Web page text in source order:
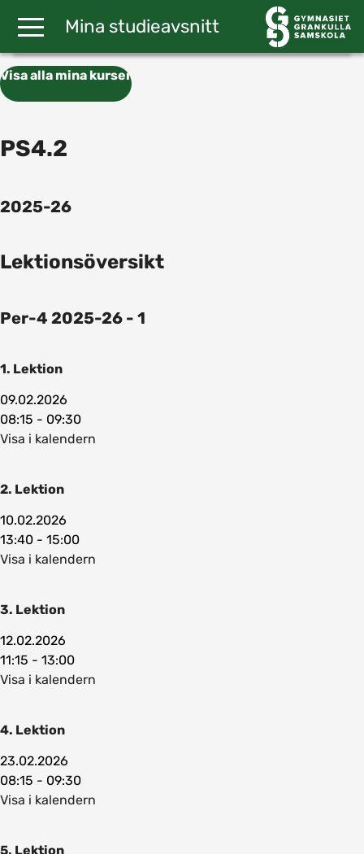
Mina studieavsnitt
Visa alla mina kurser
PS4.2
2025-26
Lektionsöversikt
Per-4 2025-26 - 1
1. Lektion
09.02.2026
08:15 - 09:30
Visa i kalendern
2. Lektion
10.02.2026
13:40 - 15:00
Visa i kalendern
3. Lektion
12.02.2026
11:15 - 13:00
Visa i kalendern
4. Lektion
23.02.2026
08:15 - 09:30
Visa i kalendern
5. Lektion